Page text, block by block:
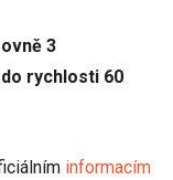
3
rychlosti 60
informacím